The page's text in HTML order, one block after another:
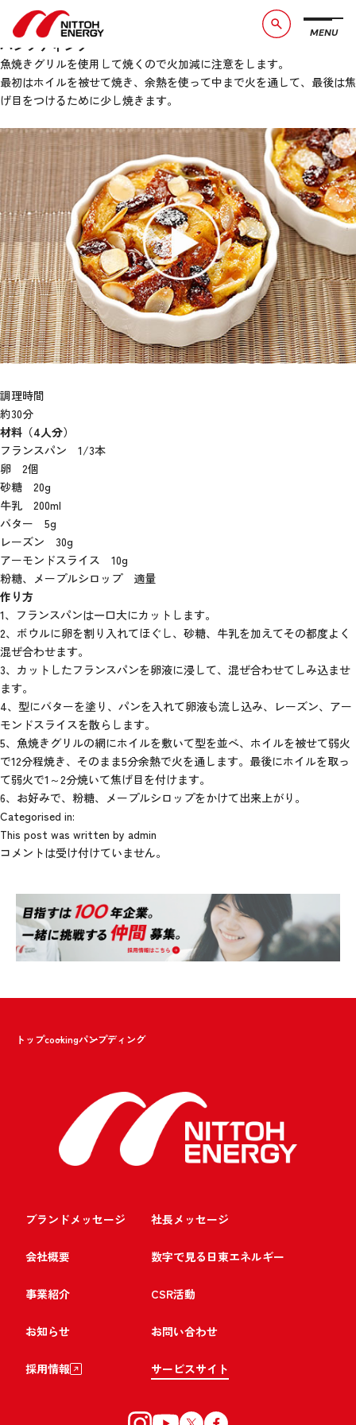
MENU
ブランドメッセージ
会社概要 数字で見る日東エネルギー
お知らせ お問い合わせ
採用情報 サービスサイト
パンプディング
12月 23, 2020 12:00 am
パンプディング
魚焼きグリルを使用して焼くので火加減に注意をします。
最初はホイルを被せて焼き、余熱を使って中まで火を通して、最後は焦
げ目をつけるために少し焼きます。
調理時間
約30分
材料（4人分）
フランスパン 1/3本
卵 2個
砂糖 20g
牛乳 200ml
バター 5g
レーズン 30g
アーモンドスライス 10g
粉糖、メープルシロップ 適量
作り方
1、フランスパンは一口大にカットします。
2、ボウルに卵を割り入れてほぐし、砂糖、牛乳を加えてその都度よく
混ぜ合わせます。
3、カットしたフランスパンを卵液に浸して、混ぜ合わせてしみ込ませ
ます。
4、型にバターを塗り、パンを入れて卵液も流し込み、レーズン、アー
モンドスライスを散らします。
5、魚焼きグリルの網にホイルを敷いて型を並べ、ホイルを被せて弱火
で12分程焼き、そのまま5分余熱で火を通します。最後にホイルを取っ
て弱火で1～2分焼いて焦げ目を付けます。
6、お好みで、粉糖、メープルシロップをかけて出来上がり。
Categorised in:
This post was written by admin
コメントは受け付けていません。
トップcookingパンプディング
ブランドメッセージ 社長メッセージ
会社概要 数字で見る日東エネルギー
事業紹介 CSR活動
お知らせ お問い合わせ
採用情報 サービスサイト